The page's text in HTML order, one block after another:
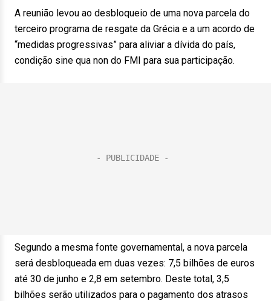
A reunião levou ao desbloqueio de uma nova parcela do
terceiro programa de resgate da Grécia e a um acordo de
“medidas progressivas” para aliviar a dívida do país,
condição sine qua non do FMI para sua participação.
Segundo a mesma fonte governamental, a nova parcela
será desbloqueada em duas vezes: 7,5 bilhões de euros
até 30 de junho e 2,8 em setembro. Deste total, 3,5
bilhões serão utilizados para o pagamento dos atrasos